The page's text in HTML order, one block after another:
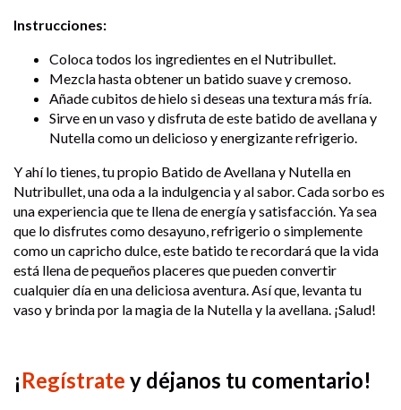
Instrucciones:
Coloca todos los ingredientes en el Nutribullet.
Mezcla hasta obtener un batido suave y cremoso.
Añade cubitos de hielo si deseas una textura más fría.
Sirve en un vaso y disfruta de este batido de avellana y
Nutella como un delicioso y energizante refrigerio.
Y ahí lo tienes, tu propio Batido de Avellana y Nutella en
Nutribullet, una oda a la indulgencia y al sabor. Cada sorbo es
una experiencia que te llena de energía y satisfacción. Ya sea
que lo disfrutes como desayuno, refrigerio o simplemente
como un capricho dulce, este batido te recordará que la vida
está llena de pequeños placeres que pueden convertir
cualquier día en una deliciosa aventura. Así que, levanta tu
vaso y brinda por la magia de la Nutella y la avellana. ¡Salud!
¡Regístrate y déjanos tu comentario!